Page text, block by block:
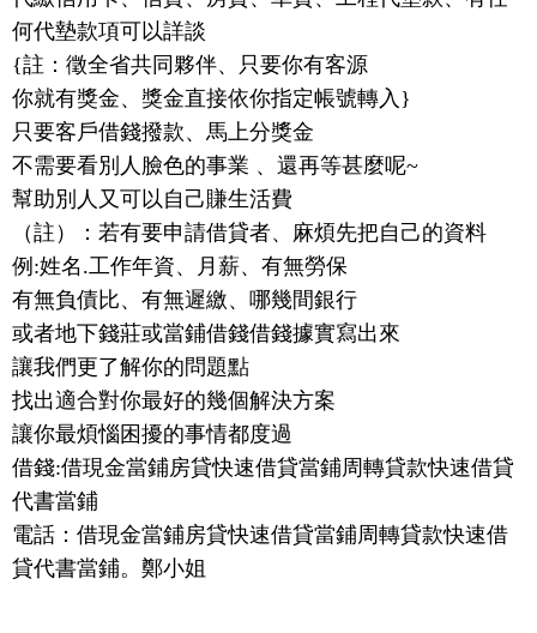
何代墊款項可以詳談
{註：徵全省共同夥伴、只要你有客源
你就有獎金、獎金直接依你指定帳號轉入}
只要客戶借錢撥款、馬上分獎金
不需要看別人臉色的事業 、還再等甚麼呢~
幫助別人又可以自己賺生活費
（註）：若有要申請借貸者、麻煩先把自己的資料
例:姓名.工作年資、月薪、有無勞保
有無負債比、有無遲繳、哪幾間銀行
或者地下錢莊或當鋪借錢借錢據實寫出來
讓我們更了解你的問題點
找出適合對你最好的幾個解決方案
讓你最煩惱困擾的事情都度過
借錢:借現金當鋪房貸快速借貸當鋪周轉貸款快速借貸
代書當鋪
電話：借現金當鋪房貸快速借貸當鋪周轉貸款快速借
貸代書當鋪。鄭小姐